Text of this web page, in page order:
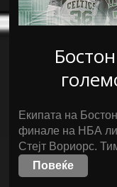
Екипата на
финале на НБА
Стејт Вориорс.
Повеќе